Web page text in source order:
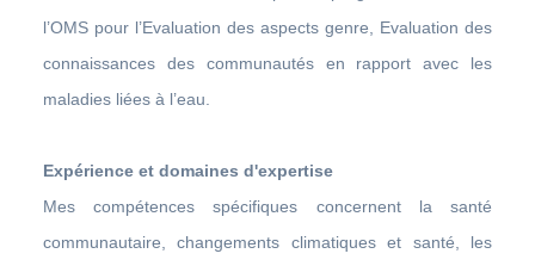
l’OMS pour l’Evaluation des aspects genre, Evaluation des
connaissances des communautés en rapport avec les
maladies liées à l’eau.
Expérience et domaines d'expertise
Mes compétences spécifiques concernent la santé
communautaire, changements climatiques et santé, les